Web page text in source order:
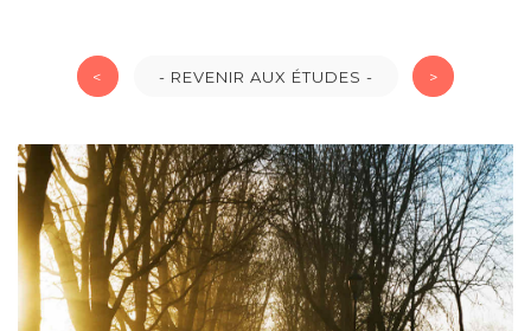
< - REVENIR AUX ÉTUDES - >